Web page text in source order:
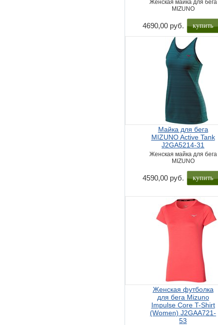
Женская майка для бега
MIZUNO
4690,00 руб. купить
Майка для бега
MIZUNO Active Tank
J2GA5214-31
Женская майка для бега
MIZUNO
4590,00 руб. купить
Женская футболка
для бега Mizuno
Impulse Core T-Shirt
(Women) J2GAA721-
53